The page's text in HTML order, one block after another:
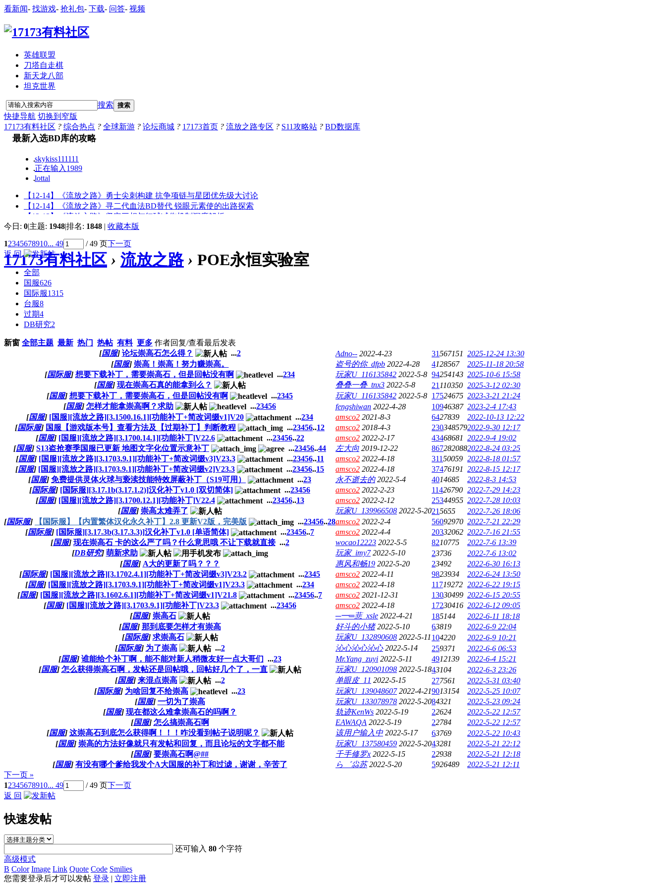
看新闻- 找游戏- 抢礼包- 下载- 问答- 视频
英雄联盟
刀塔自走棋
新天龙八部
坦克世界
搜索 搜索
快捷导航 切换到窄版
17173有料社区 ? 综合热点 ? 全球新游 ? 论坛商城 ? 17173首页 ? 流放之路专区 ? S11攻略站 ? BD数据库
今日: 0|主题: 1948|排名: 1848 | 收藏本版
17173有料社区 › 流放之路 › POE永恒实验室
12345678910... 49 / 49 页下一页
返 回
全部
国服626
国际服1315
台服8
过期4
DB研究2
新窗 全部主题 最新 热门 热帖 有料 更多 作者回复/查看最后发表
[国服] 论坛崇高石怎么得？ ...2 Adno-- 2022-4-23 31567151 2025-12-24 13:30
[国服] 崇高！崇高！努力赚崇高。 盗号的你_dfpb 2022-4-28 4128567
2025-11-18 20:58
[国际服] 想要下载补丁，需要崇高石，但是回帖没有啊 ...234 玩家U_116135842 2022-5-8 94254143 2025-10-6 15:58
[国服] 现在崇高石真的能拿到么？ 叠叠一叠_tnx3 2022-5-8 21 110350 2025-3-12 02:30
[国服] 想要下载补丁，需要崇高石，但是回帖没有啊 ...2345 玩家U_116135842 2022-5-8 17524675 2023-3-21 21:24
[国服] 怎样才能拿崇高啊？求助 ...23456 fengshiwan 2022-4-28 10946387 2023-2-4 17:43
[国服] [国服][流放之路][3.1500.16.1][功能补丁+简改词缀v1]V20 ...234 amsco2 2021-8-3 6427839
2022-10-13 12:22
[国际服] 国服【游戏版本号】查看方法及【过期补丁】判断教程 ...23456..12 amsco2 2018-4-3 2303485792022-9-30 12:17
[国服] [国服][流放之路][3.1700.14.1][功能补丁]V22.6 ...23456..22 amsco2 2022-2-17 43468681 2022-9-4 19:02
[国服] S13盗抢赛季国服已更新 地图文字化位置示意补丁 ...23456..44 左大向 2019-12-22 8672820882022-8-24 03:25
[国服] [国服][流放之路][3.1703.9.1][功能补丁+简改词缀v3]V23.3 ...23456..11 amsco2 2022-4-18 31150059 2022-8-18 01:57
[国服] [国服][流放之路][3.1703.9.1][功能补丁+简改词缀v2]V23.3 ...23456..15 amsco2 2022-4-18 37476191 2022-8-15 12:17
[国服] 免费提供灵体火球与亵渎技能特效屏蔽补丁（S19可用） ...23 永不逝去的 2022-5-4 4014685
2022-8-3 14:53
[国际服] [国际服][3.17.1b(3.17.1.2)]汉化补丁v1.0 [双切简体] ...23456 amsco2 2022-2-23 11426790 2022-7-29 14:23
[国服] [国服][流放之路][3.1700.12.1][功能补丁]V22.4 ...23456..13 amsco2 2022-2-12 25344955 2022-7-28 10:03
[国服] 崇高太难弄了 玩家U_139966508 2022-5-20215655
2022-7-26 18:06
[国际服] 【国际服】【内置繁体汉化永久补丁】2.8 更新V2版，完美版 ...23456..28amsco2 2022-2-4 56092970 2022-7-21 22:29
[国际服] [国际服][3.17.3b(3.17.3.3)]汉化补丁v1.0 [单语简体] ...23456..7 amsco2 2022-4-4 20332062 2022-7-16 21:55
[国服] 现在崇高石 卡的这么严了吗？什么意思哦 不让下载就直接 ...2 wocao12223 2022-5-5 8210775
2022-7-6 13:39
[DB研究] 萌新求助 玩家_imy7 2022-5-10 23736
2022-7-6 13:02
[国服] A大的更新了吗？？？ 惠风和畅19 2022-5-20 23492
2022-6-30 16:13
[国际服] [国服][流放之路][3.1702.4.1][功能补丁+简改词缀v3]V23.2 ...2345 amsco2 2022-4-11 9823934
2022-6-24 13:50
[国服] [国服][流放之路][3.1703.9.1][功能补丁+简改词缀v1]V23.3 ...234 amsco2 2022-4-18 11719272 2022-6-22 19:15
[国服] [国服][流放之路][3.1602.6.1][功能补丁+简改词缀v1]V21.8 ...23456..7 amsco2 2021-12-31 13030499 2022-6-15 20:55
[国服] [国服][流放之路][3.1703.9.1][功能补丁]V23.3 ...23456 amsco2 2022-4-18 17230416 2022-6-12 09:05
[国服] 崇高石 ─━═蕜_xsle 2022-4-21 185144
2022-6-11 18:18
[国服] 那到底要怎样才有崇高 好斗的小猪 2022-5-10 63819
2022-6-9 22:04
[国际服] 求崇高石 玩家U_132890608 2022-5-11 104220
2022-6-9 10:21
[国际服] 为了崇高 ...2 沁心沁心沁心 2022-5-14 259371
2022-6-6 06:53
[国服] 谁能给个补丁啊，能不能对新人稍微友好一点大哥们 ...23 Mr.Yang_zuyi 2022-5-11 4912139
2022-6-4 15:21
[国服] 怎么获得崇高石啊，发帖还是回帖哦，回帖好几个了，一直 玩家U_120901098 2022-5-1843104
2022-6-3 23:26
[国服] 来混点崇高 ...2 单眼皮_11 2022-5-15 277561
2022-5-31 03:40
[国际服] 为啥回复不给崇高 ...23 玩家U_139048607 2022-4-219013154
2022-5-25 10:07
[国服] 一切为了崇高 玩家U_133078978 2022-5-2084321
2022-5-23 09:24
[国服] 现在都这么难拿崇高石的吗啊？ 轨迹KenWs 2022-5-19 22624
2022-5-22 12:57
[国服] 怎么搞崇高石啊 EAWAQA 2022-5-19 22784
2022-5-22 12:57
[国服] 这崇高石到底怎么获得啊！！！咋没看到帖子说明呢？ 该用户输入中 2022-5-17 63769
2022-5-22 10:43
[国服] 崇高的方法好像就只有发帖和回复，而且论坛的文字都不能 玩家U_137580459 2022-5-2043281
2022-5-21 22:12
[国服] 要崇高石啊@## 千手修罗x 2022-5-15 22938
2022-5-21 12:18
[国服] 有没有哪个爹给我发个A大国服的补丁和过滤，谢谢，辛苦了 ら゛尛苏 2022-5-20 5926489
2022-5-21 12:11
下一页 »
12345678910... 49 / 49 页下一页
返 回
快速发帖
还可输入80 个字符
高级模式
B Color Image Link Quote Code Smilies
您需要登录后才可以发帖 登录 | 立即注册